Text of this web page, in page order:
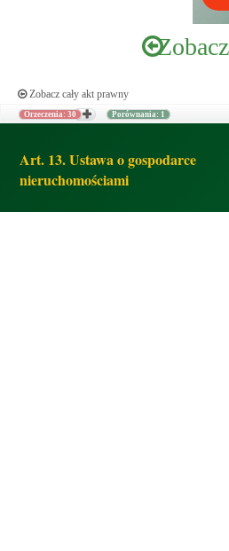
Zobacz cały akt prawny
Orzeczenia: 30 Porównania: 1
Art. 13. Ustawa o gospodarce
nieruchomościami